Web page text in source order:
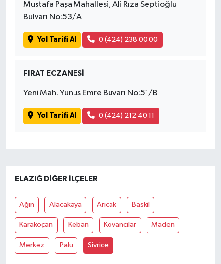
Mustafa Paşa Mahallesi, Ali Rıza Septioğlu
Bulvarı No:53/A
Yol Tarifi Al 0 (424) 238 00 00
FIRAT ECZANESİ
Yeni Mah. Yunus Emre Buvarı No:51/B
Yol Tarifi Al 0 (424) 212 40 11
ELAZIĞ DIĞER İLÇELER
Ağın Alacakaya Arıcak Baskil
Karakoçan Keban Kovancılar Maden
Merkez Palu Sivrice